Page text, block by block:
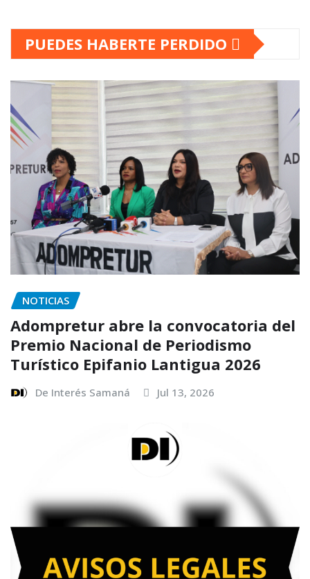
PUEDES HABERTE PERDIDO
NOTICIAS
Adompretur abre la convocatoria del
Premio Nacional de Periodismo
Turístico Epifanio Lantigua 2026
De Interés Samaná Jul 13, 2026